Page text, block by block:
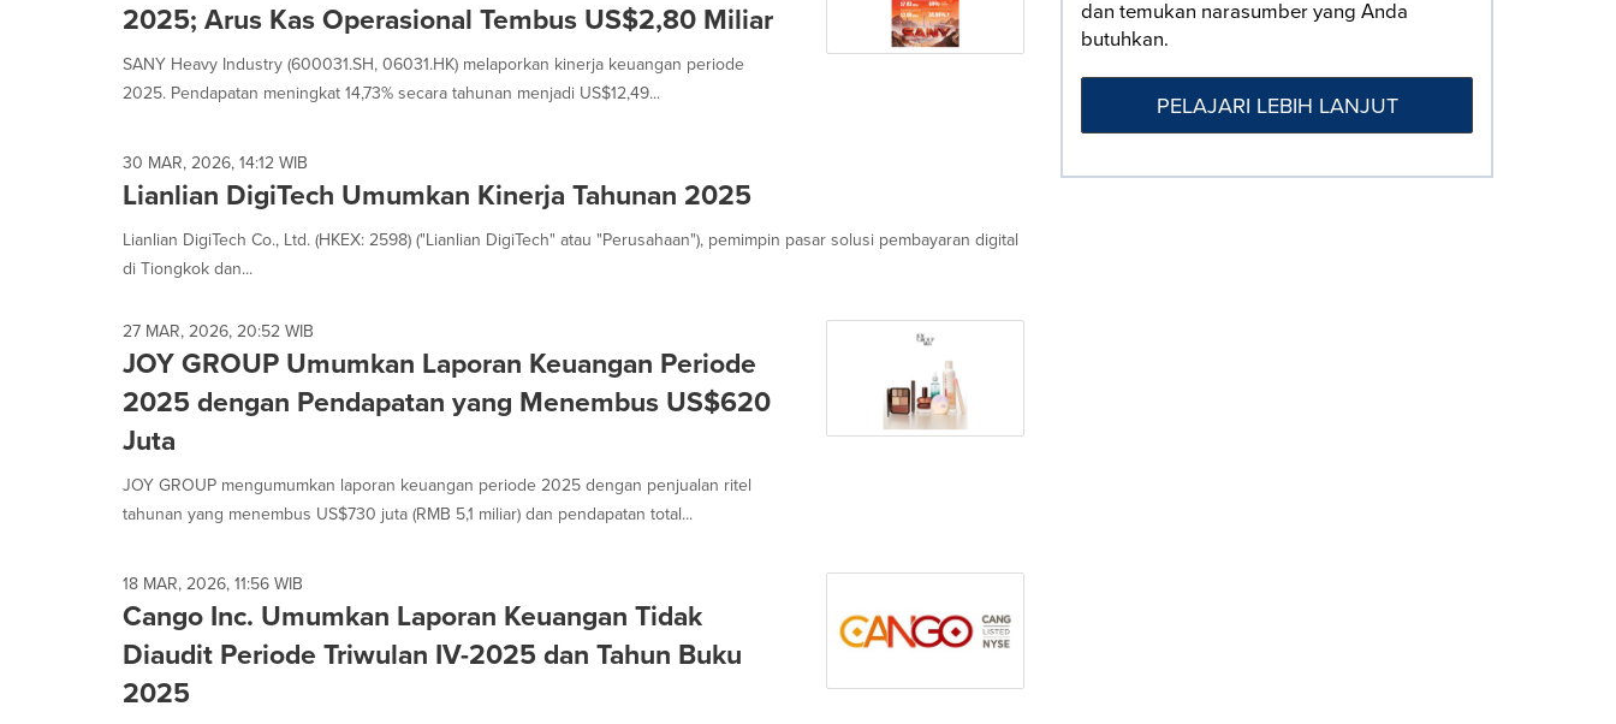
2025; Arus Kas Operasional Tembus US$2,80 Miliar
SANY Heavy Industry (600031.SH, 06031.HK) melaporkan kinerja keuangan periode
2025. Pendapatan meningkat 14,73% secara tahunan menjadi US$12,49...
30 MAR, 2026, 14:12 WIB
Lianlian DigiTech Umumkan Kinerja Tahunan 2025
Lianlian DigiTech Co., Ltd. (HKEX: 2598) ("Lianlian DigiTech" atau "Perusahaan"), pemimpin pasar solusi pembayaran digital
di Tiongkok dan...
27 MAR, 2026, 20:52 WIB
JOY GROUP Umumkan Laporan Keuangan Periode
2025 dengan Pendapatan yang Menembus US$620
Juta
JOY GROUP mengumumkan laporan keuangan periode 2025 dengan penjualan ritel
tahunan yang menembus US$730 juta (RMB 5,1 miliar) dan pendapatan total...
18 MAR, 2026, 11:56 WIB
Cango Inc. Umumkan Laporan Keuangan Tidak
Diaudit Periode Triwulan IV-2025 dan Tahun Buku
2025
dan temukan narasumber yang Anda
butuhkan.
PELAJARI LEBIH LANJUT